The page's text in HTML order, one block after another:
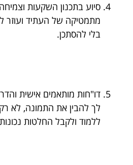
סיוע בתכנון השקעות
מתמטיקה של העתיד ועוזר
בלי להסתכן.
דו"חות מותאמים אישית
לך להבין את התמונה, לא
ללמוד ולקבל החלטות